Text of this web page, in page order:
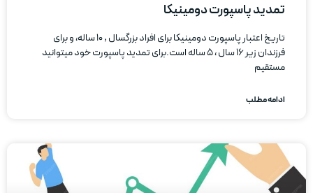
تمدید پاسپورت دومینیکا
تاریخ اعتبار پاسپورت دومینیکا برای افراد بزرگسال , ۱۰ ساله، و برای
فرزندان زیر ۱۶ سال ، ۵ ساله است.برای تمدید پاسپورت خود میتوانید
مستقیم
ادامه مطلب